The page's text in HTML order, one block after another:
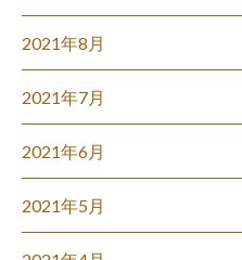
2021年8月
2021年7月
2021年6月
2021年5月